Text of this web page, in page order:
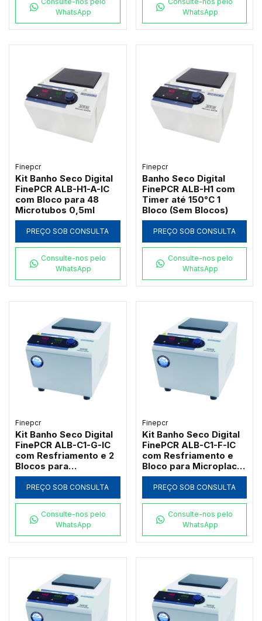
WhatsApp
WhatsApp
Finepcr
Kit Banho Seco Digital
FinePCR ALB-H1-A-IC
com Bloco para 48
Microtubos 0,5ml
PREÇO SOB CONSULTA
Consulte-nos pelo
WhatsApp
Finepcr
Banho Seco Digital
FinePCR ALB-H1 com
Timer até 150°C 1
Bloco (Sem Blocos)
PREÇO SOB CONSULTA
Consulte-nos pelo
WhatsApp
Finepcr
Kit Banho Seco Digital
FinePCR ALB-C1-G-IC
com Resfriamento e 2
Blocos para
Macrotubos 15ml e
50ml
PREÇO SOB CONSULTA
Consulte-nos pelo
WhatsApp
Finepcr
Kit Banho Seco Digital
FinePCR ALB-C1-F-IC
com Resfriamento e
Bloco para Microplaca
PCR 96 Poços
PREÇO SOB CONSULTA
Consulte-nos pelo
WhatsApp